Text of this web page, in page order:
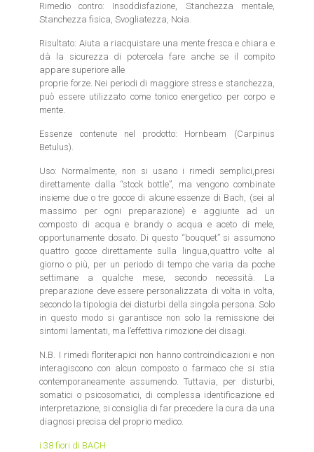
Rimedio contro: Insoddisfazione, Stanchezza mentale,
Stanchezza fisica, Svogliatezza, Noia.
Risultato: Aiuta a riacquistare una mente fresca e chiara e
dà la sicurezza di potercela fare anche se il compito
appare superiore alle
proprie forze. Nei periodi di maggiore stress e stanchezza,
può essere utilizzato come tonico energetico per corpo e
mente.
Essenze contenute nel prodotto: Hornbeam (Carpinus
Betulus).
Uso: Normalmente, non si usano i rimedi semplici,presi
direttamente dalla “stock bottle”, ma vengono combinate
insieme due o tre gocce di alcune essenze di Bach, (sei al
massimo per ogni preparazione) e aggiunte ad un
composto di acqua e brandy o acqua e aceto di mele,
opportunamente dosato. Di questo “bouquet” si assumono
quattro gocce direttamente sulla lingua,quattro volte al
giorno o più, per un periodo di tempo che varia da poche
settimane a qualche mese, secondo necessità. La
preparazione deve essere personalizzata di volta in volta,
secondo la tipologia dei disturbi della singola persona. Solo
in questo modo si garantisce non solo la remissione dei
sintomi lamentati, ma l’effettiva rimozione dei disagi.
N.B. I rimedi floriterapici non hanno controindicazioni e non
interagiscono con alcun composto o farmaco che si stia
contemporaneamente assumendo. Tuttavia, per disturbi,
somatici o psicosomatici, di complessa identificazione ed
interpretazione, si consiglia di far precedere la cura da una
diagnosi precisa del proprio medico.
i 38 fiori di BACH